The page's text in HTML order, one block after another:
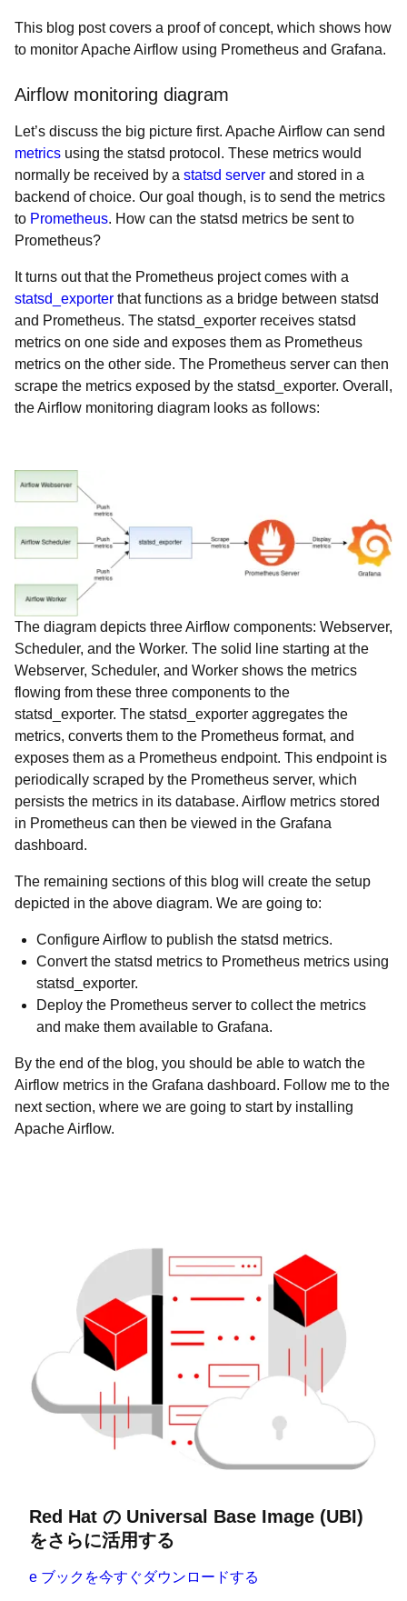
This blog post covers a proof of concept, which shows how
to monitor Apache Airflow using Prometheus and Grafana.
Airflow monitoring diagram
Let’s discuss the big picture first. Apache Airflow can send
metrics using the statsd protocol. These metrics would
normally be received by a statsd server and stored in a
backend of choice. Our goal though, is to send the metrics
to Prometheus. How can the statsd metrics be sent to
Prometheus?
It turns out that the Prometheus project comes with a
statsd_exporter that functions as a bridge between statsd
and Prometheus. The statsd_exporter receives statsd
metrics on one side and exposes them as Prometheus
metrics on the other side. The Prometheus server can then
scrape the metrics exposed by the statsd_exporter. Overall,
the Airflow monitoring diagram looks as follows:
The diagram depicts three Airflow components: Webserver,
Scheduler, and the Worker. The solid line starting at the
Webserver, Scheduler, and Worker shows the metrics
flowing from these three components to the
statsd_exporter. The statsd_exporter aggregates the
metrics, converts them to the Prometheus format, and
exposes them as a Prometheus endpoint. This endpoint is
periodically scraped by the Prometheus server, which
persists the metrics in its database. Airflow metrics stored
in Prometheus can then be viewed in the Grafana
dashboard.
The remaining sections of this blog will create the setup
depicted in the above diagram. We are going to:
Configure Airflow to publish the statsd metrics.
Convert the statsd metrics to Prometheus metrics using
statsd_exporter.
Deploy the Prometheus server to collect the metrics
and make them available to Grafana.
By the end of the blog, you should be able to watch the
Airflow metrics in the Grafana dashboard. Follow me to the
next section, where we are going to start by installing
Apache Airflow.
Red Hat の Universal Base Image (UBI)
をさらに活用する
e ブックを今すぐダウンロードする